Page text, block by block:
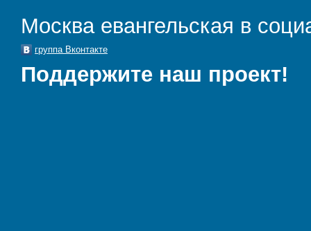
Москва евангельская в
группа Вконтакте
Поддержите наш проект!